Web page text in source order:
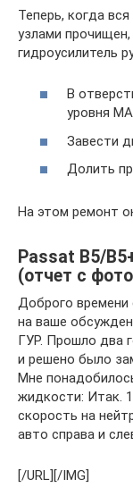
Теперь, когда
узлами
гидроусилитель
В
уровня
Завести
Долить
На этом ремонт
Passat B5/
(отчет с
Доброго
на ваше
ГУР. Прошло два
и решено было
Мне
жидкости: Итак.
скорость на
авто справа и
[/URL][/IMG]